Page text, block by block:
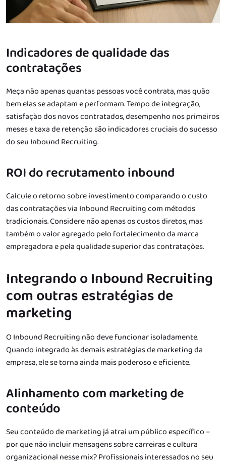
Indicadores de qualidade das
contratações
Meça não apenas quantas pessoas você contrata, mas quão
bem elas se adaptam e performam. Tempo de integração,
satisfação dos novos contratados, desempenho nos primeiros
meses e taxa de retenção são indicadores cruciais do sucesso
do seu Inbound Recruiting.
ROI do recrutamento inbound
Calcule o retorno sobre investimento comparando o custo
das contratações via Inbound Recruiting com métodos
tradicionais. Considere não apenas os custos diretos, mas
também o valor agregado pelo fortalecimento da marca
empregadora e pela qualidade superior das contratações.
Integrando o Inbound Recruiting
com outras estratégias de
marketing
O Inbound Recruiting não deve funcionar isoladamente.
Quando integrado às demais estratégias de marketing da
empresa, ele se torna ainda mais poderoso e eficiente.
Alinhamento com marketing de
conteúdo
Seu conteúdo de marketing já atrai um público específico –
por que não incluir mensagens sobre carreiras e cultura
organizacional nesse mix? Profissionais interessados no seu